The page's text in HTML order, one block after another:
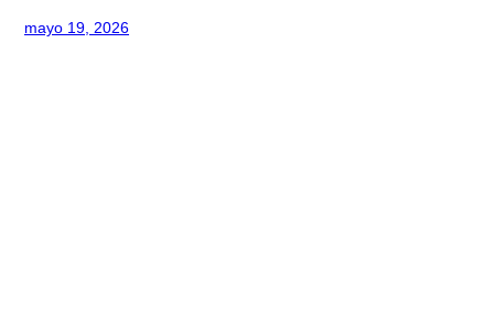
mayo 19, 2026